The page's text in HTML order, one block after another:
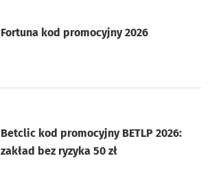
Fortuna kod promocyjny 2026
Betclic kod promocyjny BETLP 2026:
zakład bez ryzyka 50 zł